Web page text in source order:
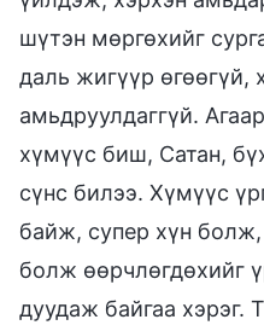
шүтэн мөргөхийг
даль жигүүр өгөөгүй,
амьдруулдаггүй.
хүмүүс биш, Сатан,
сүнс билээ. Хүмүүс
байж, супер хүн
болж өөрчлөгдөхийг
дуудаж байгаа хэрэг.